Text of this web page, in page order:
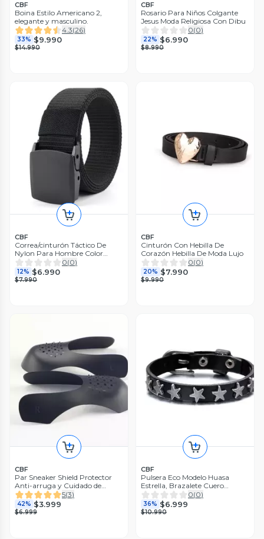
CBF
Boina Estilo Americano 2,
elegante y masculino.
4.3(26)
33% $9.990
$14.990
CBF
Rosario Para Niños Colgante
Jesus Moda Religiosa Con Dibu
0(0)
22% $6.990
$8.990
CBF
Correa/cinturón Táctico De
Nylon Para Hombre Color
Negro Negro Estándar
0(0)
12% $6.990
$7.990
CBF
Cinturón Con Hebilla De
Corazón Hebilla De Moda Lujo
0(0)
20% $7.990
$9.990
CBF
Par Sneaker Shield Protector
Anti-arruga y Cuidado de
Calzado
5(3)
42% $3.999
$6.999
CBF
Pulsera Eco Modelo Huasa
Estrella, Brazalete Cuero
Vegano.
0(0)
36% $6.999
$10.990